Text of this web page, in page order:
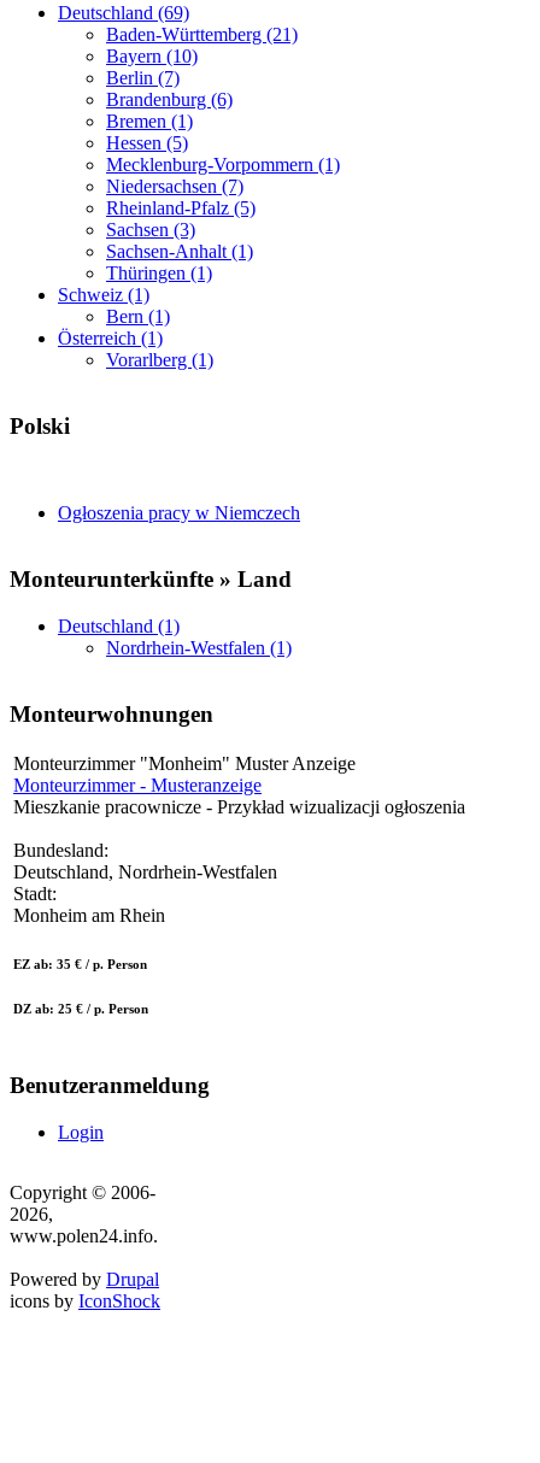
Deutschland (69)
Baden-Württemberg (21)
Bayern (10)
Berlin (7)
Brandenburg (6)
Bremen (1)
Hessen (5)
Mecklenburg-Vorpommern (1)
Niedersachsen (7)
Rheinland-Pfalz (5)
Sachsen (3)
Sachsen-Anhalt (1)
Thüringen (1)
Schweiz (1)
Bern (1)
Österreich (1)
Vorarlberg (1)
Polski
Ogłoszenia pracy w Niemczech
Monteurunterkünfte » Land
Deutschland (1)
Nordrhein-Westfalen (1)
Monteurwohnungen
Monteurzimmer "Monheim" Muster Anzeige
Monteurzimmer - Musteranzeige
Mieszkanie pracownicze - Przykład wizualizacji ogłoszenia
Bundesland:
Deutschland, Nordrhein-Westfalen
Stadt:
Monheim am Rhein
EZ ab: 35 € / p. Person
DZ ab: 25 € / p. Person
Benutzeranmeldung
Login
Copyright © 2006-
2026,
www.polen24.info.
Powered by Drupal
icons by IconShock